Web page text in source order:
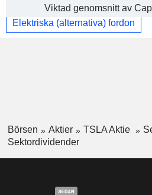
Viktad genomsnitt av
Elektriska (alternativa) fordon
Börsen Aktier TSLA Aktie
Sektordividender